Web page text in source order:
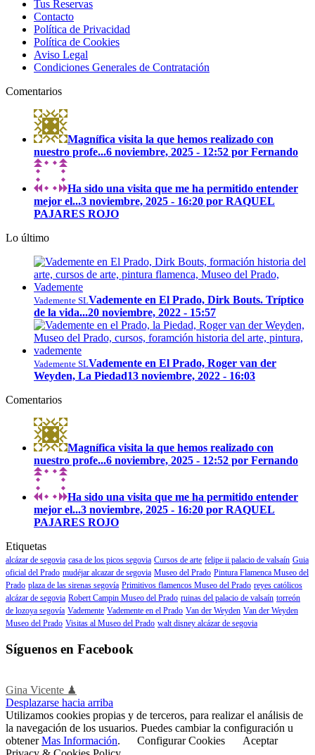
Tus Reservas
Contacto
Política de Privacidad
Política de Cookies
Aviso Legal
Condiciones Generales de Contratación
Comentarios
Magnífica visita la que hemos realizado con
nuestro profe...6 noviembre, 2025 - 12:52 por Fernando
Ha sido una visita que me ha permitido entender
mejor el...3 noviembre, 2025 - 16:20 por RAQUEL
PAJARES ROJO
Lo último
Vademente SLVademente en El Prado, Dirk Bouts. Tríptico
de la vida...20 noviembre, 2022 - 15:57
Vademente SLVademente en El Prado, Roger van der
Weyden, La Piedad13 noviembre, 2022 - 16:03
Comentarios
Magnífica visita la que hemos realizado con
nuestro profe...6 noviembre, 2025 - 12:52 por Fernando
Ha sido una visita que me ha permitido entender
mejor el...3 noviembre, 2025 - 16:20 por RAQUEL
PAJARES ROJO
Etiquetas
alcázar de segovia casa de los picos segovia Cursos de arte felipe ii palacio de valsaín Guia
oficial del Prado mudéjar alcazar de segovia Museo del Prado Pintura Flamenca Museo del
Prado plaza de las sirenas segovía Primitivos flamencos Museo del Prado reyes católicos
alcázar de segovia Robert Campin Museo del Prado ruinas del palacio de valsaín torreón
de lozoya segovía Vademente Vademente en el Prado Van der Weyden Van der Weyden
Museo del Prado Visitas al Museo del Prado walt disney alcázar de segovia
Síguenos en Facebook
Gina Vicente ♟
Desplazarse hacia arriba
Utilizamos cookies propias y de terceros, para realizar el análisis de
la navegación de los usuarios. Puedes cambiar la configuración u
obtenerMas Información. Configurar Cookies
Aceptar